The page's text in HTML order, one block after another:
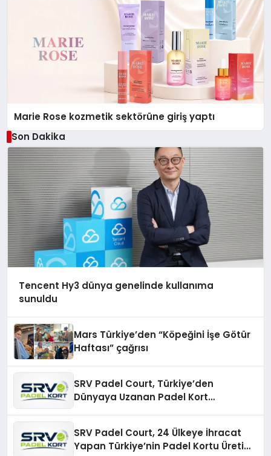
Marie Rose kozmetik sektörüne giriş yaptı
Son Dakika
Tencent Hy3 dünya genelinde kullanıma
sunuldu
Mars Türkiye’den “Köpeğini İşe Götür
Haftası” çağrısı
SRV Padel Court, Türkiye’den
Dünyaya Uzanan Padel Kort
SRV Padel Court, 24 Ülkeye İhracat
Yapan Türkiye’nin Padel Kortu Üretim